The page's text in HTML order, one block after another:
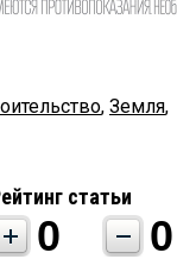
, Земля,
статьи
0 0